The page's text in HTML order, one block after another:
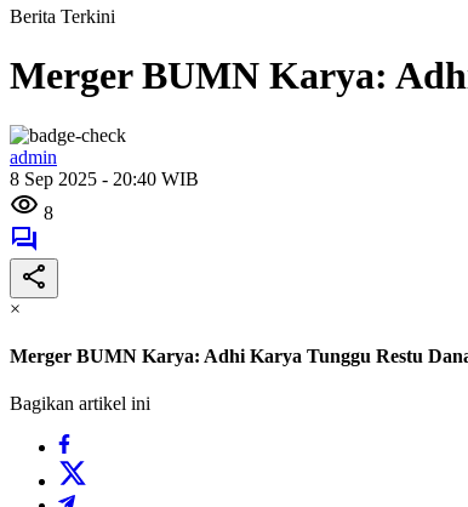
Berita Terkini
Merger BUMN Karya:
admin
8 Sep 2025 - 20:40 WIB
8
×
Merger BUMN Karya: Adhi Karya Tunggu Restu
Bagikan artikel ini